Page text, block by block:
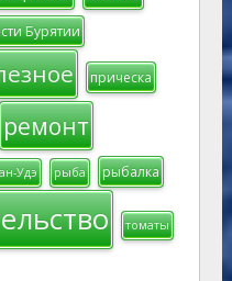
Бурятии
прическа
ремонт
Удэ рыба рыбалка
томаты